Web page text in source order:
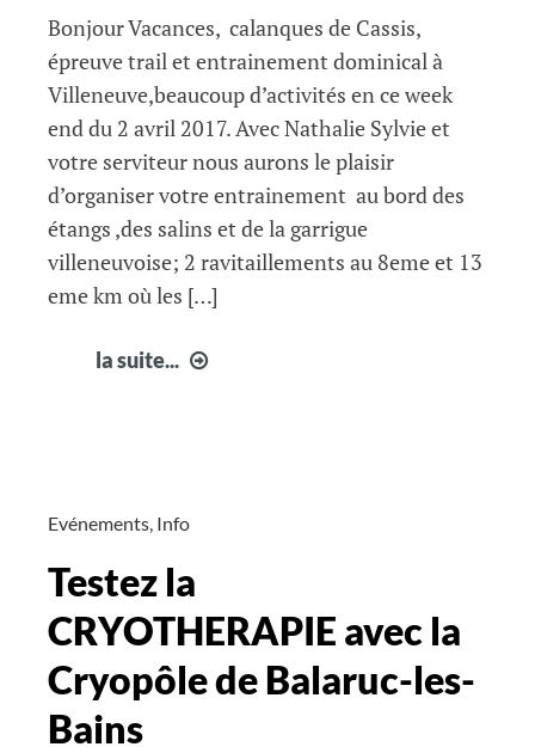
Bonjour Vacances, calanques de Cassis,
épreuve trail et entrainement dominical à
Villeneuve,beaucoup d’activités en ce week
end du 2 avril 2017. Avec Nathalie Sylvie et
votre serviteur nous aurons le plaisir
d’organiser votre entrainement au bord des
étangs ,des salins et de la garrigue
villeneuvoise; 2 ravitaillements au 8eme et 13
eme km où les […]
la suite...
Evénements, Info
Testez la
CRYOTHERAPIE avec la
Cryopôle de Balaruc-les-
Bains